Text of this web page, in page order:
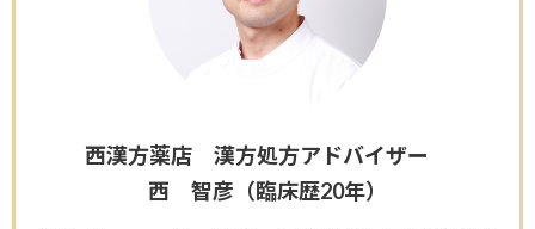
西漢方薬店 漢方処方アドバイザー
西 智彦（臨床歴20年）